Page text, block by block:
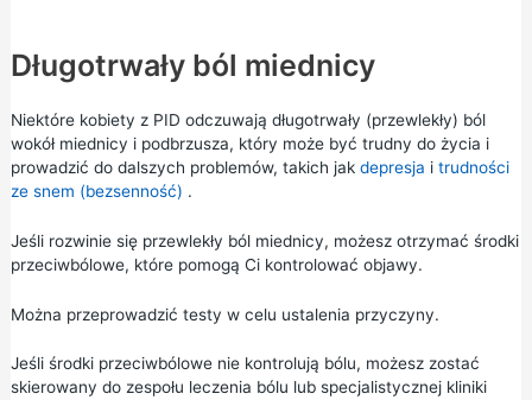
Długotrwały ból miednicy
Niektóre kobiety z PID odczuwają długotrwały (przewlekły) ból
wokół miednicy i podbrzusza, który może być trudny do życia i
prowadzić do dalszych problemów, takich jak depresja i trudności
ze snem (bezsenność) .
Jeśli rozwinie się przewlekły ból miednicy, możesz otrzymać środki
przeciwbólowe, które pomogą Ci kontrolować objawy.
Można przeprowadzić testy w celu ustalenia przyczyny.
Jeśli środki przeciwbólowe nie kontrolują bólu, możesz zostać
skierowany do zespołu leczenia bólu lub specjalistycznej kliniki